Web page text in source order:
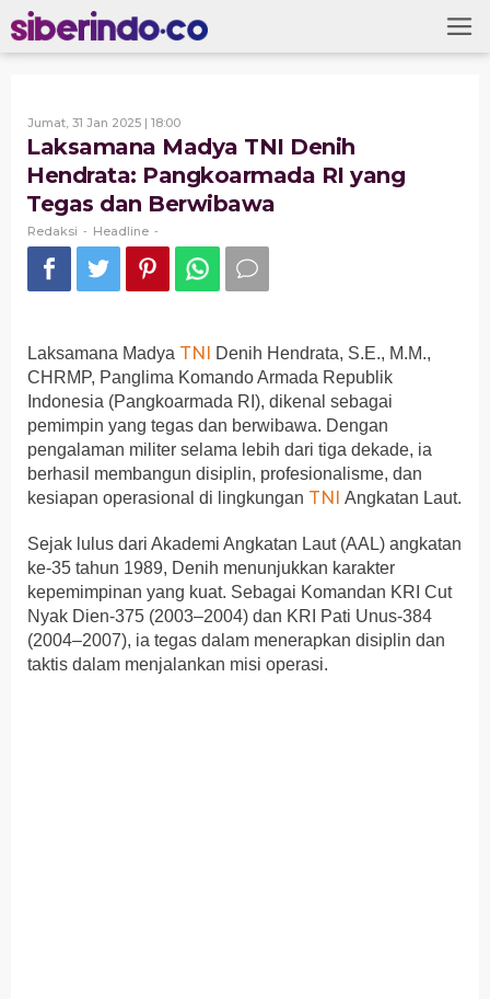
Skip
to
content
Jumat, 31 Jan 2025 | 18:00Oleh
Redaksi
Laksamana Madya TNI Denih
Hendrata: Pangkoarmada RI yang
Tegas dan Berwibawa
Redaksi - Headline -
Laksamana Madya TNI Denih Hendrata, S.E., M.M.,
CHRMP, Panglima Komando Armada Republik
Indonesia (Pangkoarmada RI), dikenal sebagai
pemimpin yang tegas dan berwibawa. Dengan
pengalaman militer selama lebih dari tiga dekade, ia
berhasil membangun disiplin, profesionalisme, dan
kesiapan operasional di lingkungan TNI Angkatan Laut.
Sejak lulus dari Akademi Angkatan Laut (AAL) angkatan
ke-35 tahun 1989, Denih menunjukkan karakter
kepemimpinan yang kuat. Sebagai Komandan KRI Cut
Nyak Dien-375 (2003–2004) dan KRI Pati Unus-384
(2004–2007), ia tegas dalam menerapkan disiplin dan
taktis dalam menjalankan misi operasi.